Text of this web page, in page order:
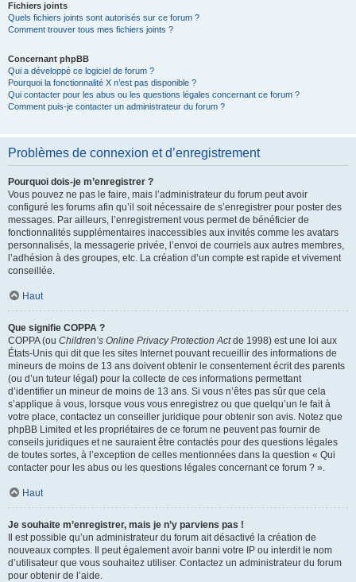
Fichiers joints
Quels fichiers joints sont autorisés sur ce forum ?
Comment trouver tous mes fichiers joints ?
Concernant phpBB
Qui a développé ce logiciel de forum ?
Pourquoi la fonctionnalité X n’est pas disponible ?
Qui contacter pour les abus ou les questions légales concernant ce forum ?
Comment puis-je contacter un administrateur du forum ?
Problèmes de connexion et d’enregistrement
Pourquoi dois-je m’enregistrer ?
Vous pouvez ne pas le faire, mais l’administrateur du forum peut avoir
configuré les forums afin qu’il soit nécessaire de s’enregistrer pour poster des
messages. Par ailleurs, l’enregistrement vous permet de bénéficier de
fonctionnalités supplémentaires inaccessibles aux invités comme les avatars
personnalisés, la messagerie privée, l’envoi de courriels aux autres membres,
l’adhésion à des groupes, etc. La création d’un compte est rapide et vivement
conseillée.
Haut
Que signifie COPPA ?
COPPA (ou Children’s Online Privacy Protection Actde 1998) est une loi aux
États-Unis qui dit que les sites Internet pouvant recueillir des informations de
mineurs de moins de 13 ans doivent obtenir le consentement écrit des parents
(ou d’un tuteur légal) pour la collecte de ces informations permettant
d’identifier un mineur de moins de 13 ans. Si vous n’êtes pas sûr que cela
s’applique à vous, lorsque vous vous enregistrez ou que quelqu’un le fait à
votre place, contactez un conseiller juridique pour obtenir son avis. Notez que
phpBB Limited et les propriétaires de ce forum ne peuvent pas fournir de
conseils juridiques et ne sauraient être contactés pour des questions légales
de toutes sortes, à l’exception de celles mentionnées dans la question « Qui
contacter pour les abus ou les questions légales concernant ce forum ? ».
Haut
Je souhaite m’enregistrer, mais je n’y parviens pas !
Il est possible qu’un administrateur du forum ait désactivé la création de
nouveaux comptes. Il peut également avoir banni votre IP ou interdit le nom
d’utilisateur que vous souhaitez utiliser. Contactez un administrateur du forum
pour obtenir de l’aide.